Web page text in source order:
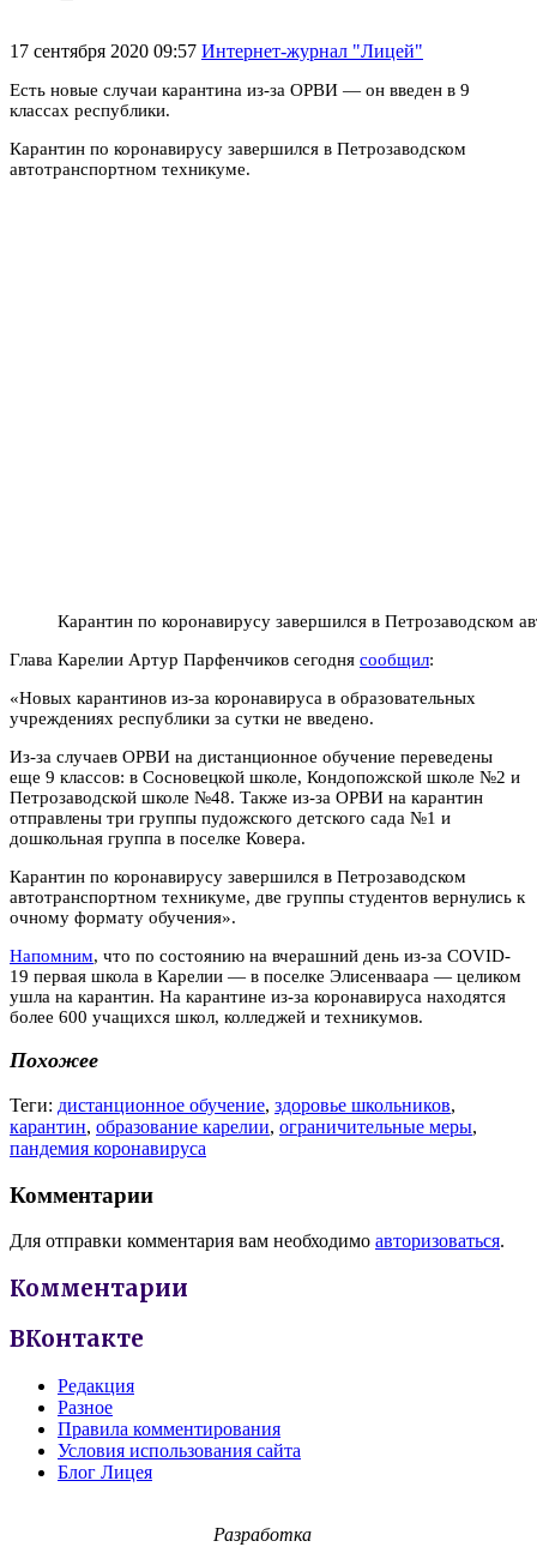
17 сентября 2020 09:57 Интернет-журнал "Лицей"
Есть новые случаи карантина из-за ОРВИ — он введен в 9
классах республики.
Карантин по коронавирусу завершился в Петрозаводском
автотранспортном техникуме.
Карантин по коронавирусу завершился в Петрозаводском
Глава Карелии Артур Парфенчиков сегодня сообщил:
«Новых карантинов из-за коронавируса в образовательных
учреждениях республики за сутки не введено.
Из-за случаев ОРВИ на дистанционное обучение переведены
еще 9 классов: в Сосновецкой школе, Кондопожской школе №2 и
Петрозаводской школе №48. Также из-за ОРВИ на карантин
отправлены три группы пудожского детского сада №1 и
дошкольная группа в поселке Ковера.
Карантин по коронавирусу завершился в Петрозаводском
автотранспортном техникуме, две группы студентов вернулись к
очному формату обучения».
Напомним, что по состоянию на вчерашний день из-за COVID-
19 первая школа в Карелии — в поселке Элисенваара — целиком
ушла на карантин. На карантине из-за коронавируса находятся
более 600 учащихся школ, колледжей и техникумов.
Похожее
Теги: дистанционное обучение, здоровье школьников,
карантин, образование карелии, ограничительные меры,
пандемия коронавируса
Комментарии
Для отправки комментария вам необходимо авторизоваться.
Комментарии
ВКонтакте
Редакция
Разное
Правила комментирования
Условия использования сайта
Блог Лицея
Разработка